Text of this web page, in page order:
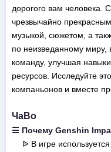
дорогого вам человека.
чрезвычайно
музыкой, сюжетом, а
по неизведанному миру,
команду, улучшая
ресурсов. Исследуйте
компаньонов и вместе
ЧаВо
☰ Почему Genshin
ᐉ В игре